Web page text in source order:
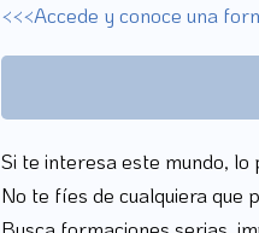
<<<Accede y conoce una
Si te interesa este mundo,
No te fíes de cualquiera que